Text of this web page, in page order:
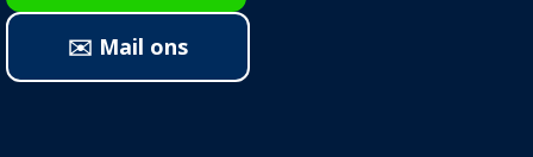
✉️ Mail ons